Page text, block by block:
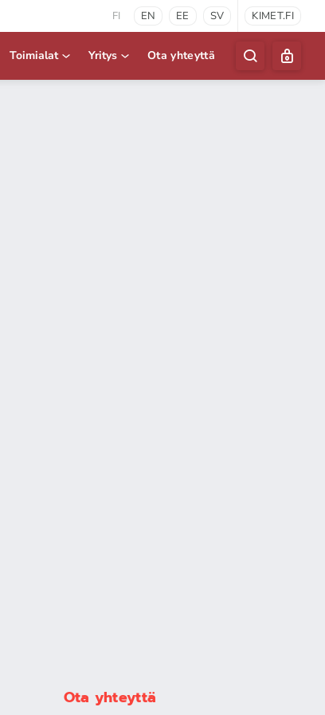
FI EN EE SV KIMET.FI
Toimialat Yritys Ota yhteyttä
Ota yhteyttä